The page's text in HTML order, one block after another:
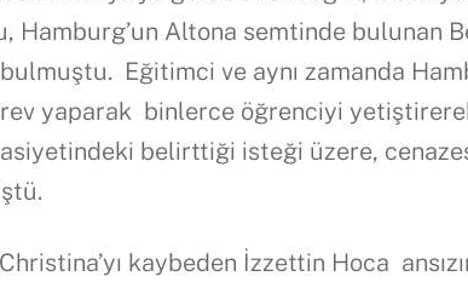
Hamburg’un Altona semtinde bulunan
Eğitimci ve aynı zamanda
yaparak binlerce öğrenciyi
belirttiği isteği üzere,
kaybeden İzzettin Hoca